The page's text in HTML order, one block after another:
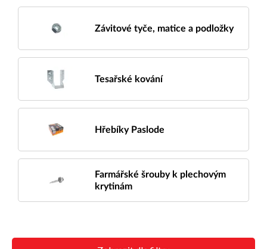
Závitové tyče, matice a podložky
Tesařské kování
Hřebíky Paslode
Farmářské šrouby k plechovým
krytinám